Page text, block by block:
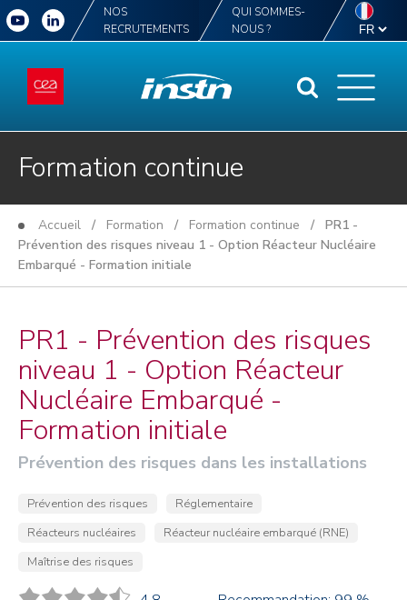
NOS
RECRUTEMENTS
QUI SOMMES-
NOUS ?
Formation continue
Accueil / Formation / Formation continue / PR1 -
Prévention des risques niveau 1 - Option Réacteur Nucléaire
Embarqué - Formation initiale
PR1 - Prévention des risques
niveau 1 - Option Réacteur
Nucléaire Embarqué -
Formation initiale
Prévention des risques dans les installations
Prévention des risques
Réglementaire
Réacteurs nucléaires
Réacteur nucléaire embarqué (RNE)
Maîtrise des risques